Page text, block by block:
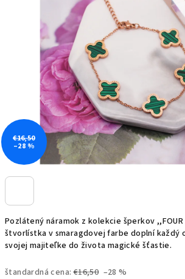
Pozlátený náramok z kolekcie šperkov ,,FOUR
štvorlístka v smaragdovej farbe doplní každý
svojej majiteľke do života magické šťastie.
štandardná cena: €16,50 –28 %
€16,50
–28 %